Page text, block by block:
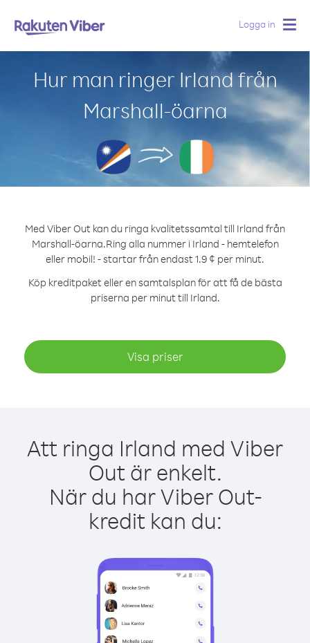
Logga in
Hur man ringer Irland från
Marshall-öarna
Med Viber Out kan du ringa kvalitetssamtal till Irland från
Marshall-öarna.Ring alla nummer i Irland - hemtelefon
eller mobil! - startar från endast 1.9 ¢ per minut.
Köp kreditpaket eller en samtalsplan för att få de bästa
priserna per minut till Irland.
Visa priser
Att ringa Irland med Viber
Out är enkelt.
När du har Viber Out-
kredit kan du: